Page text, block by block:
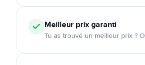
Meilleur prix garanti
Tu as trouvé un meilleur prix ?